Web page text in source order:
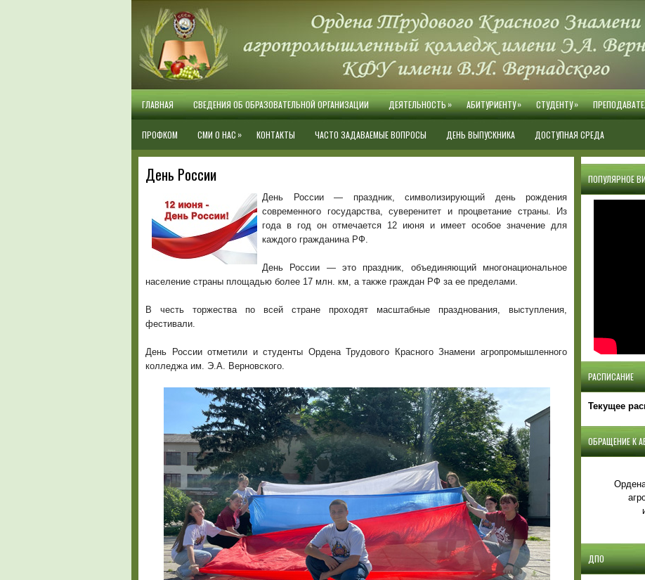
ГЛАВНАЯ СВЕДЕНИЯ ОБ ОБРАЗОВАТЕЛЬНОЙ ОРГАНИЗАЦИИ ДЕЯТЕЛЬНОСТЬ» АБИТУРИЕНТУ» СТУДЕНТУ»
ПРОФКОМ СМИ О НАС » КОНТАКТЫ ЧАСТО ЗАДАВАЕМЫЕ ВОПРОСЫ ДЕНЬ ВЫПУСКНИКА ДОСТУПНАЯ СРЕДА
День России
День России — праздник, символизирующий день рождения
современного государства, суверенитет и процветание страны. Из
года в год он отмечается 12 июня и имеет особое значение для
каждого гражданина РФ.
День России — это праздник, объединяющий многонациональное
население страны площадью более 17 млн. км, а также граждан РФ за ее пределами.
В честь торжества по всей стране проходят масштабные празднования, выступления,
фестивали.
День России отметили и студенты Ордена Трудового Красного Знамени агропромышленного
колледжа им. Э.А. Верновского.
ПОПУЛЯРНОЕ
РАСПИСАНИЕ
Текущее
ОБРАЩЕНИЕ К
ДПО